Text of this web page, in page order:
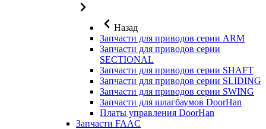
Назад
Запчасти для приводов серии ARM
Запчасти для приводов серии
SECTIONAL
Запчасти для приводов серии SHAFT
Запчасти для приводов серии SLIDING
Запчасти для приводов серии SWING
Запчасти для шлагбаумов DoorHan
Платы управления DoorHan
Запчасти FAAC